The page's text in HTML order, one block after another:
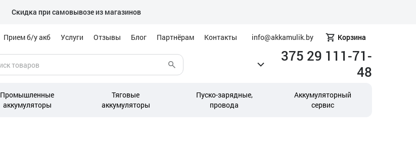
Скидка при самовывозе из магазинов
Прием б/у акб Услуги Отзывы Блог Партнёрам Контакты info@akkamulik.by Корзина
375 29 111-71-
48
Промышленные
аккумуляторы
Тяговые
аккумуляторы
Пуско-зарядные,
провода
Аккумуляторный
сервис